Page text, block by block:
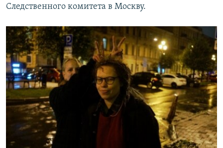
Следственного комитета в Москву.